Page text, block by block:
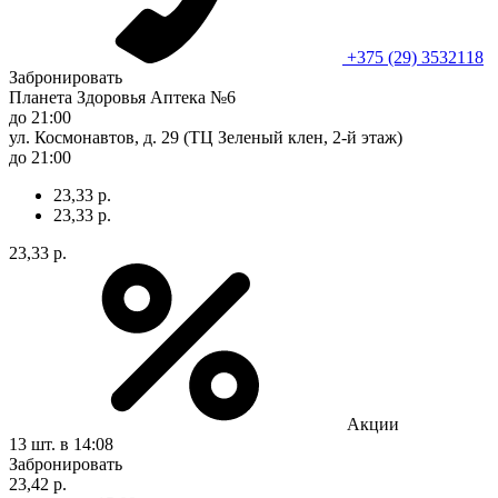
+375 (29) 3532118
Забронировать
Планета Здоровья Аптека №6
до 21:00
ул. Космонавтов, д. 29 (ТЦ Зеленый клен, 2-й этаж)
до 21:00
23,33 р.
23,33 р.
23,33 р.
Акции
13 шт. в 14:08
Забронировать
23,42 р.